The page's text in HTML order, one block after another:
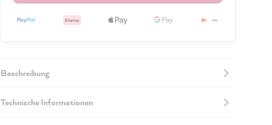
Beschreibung
Technische Informationen